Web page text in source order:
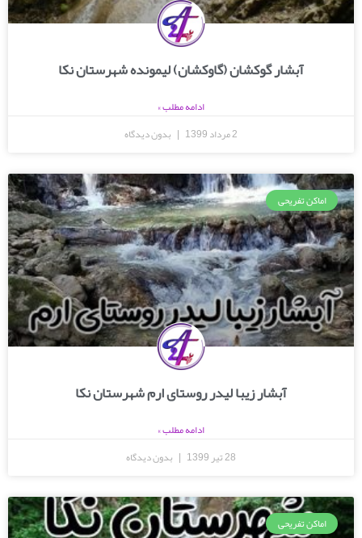
آبشار گوکشان (گاوکشان) لیمونده شهرستان نکا
ادامه مطلب »
2 مرداد 1399
بدون دیدگاه
اماکن تفریحی
آبشار زیبا لیدر روستای ارم شهرستان نکا
ادامه مطلب »
28 تیر 1399
بدون دیدگاه
اماکن تفریحی